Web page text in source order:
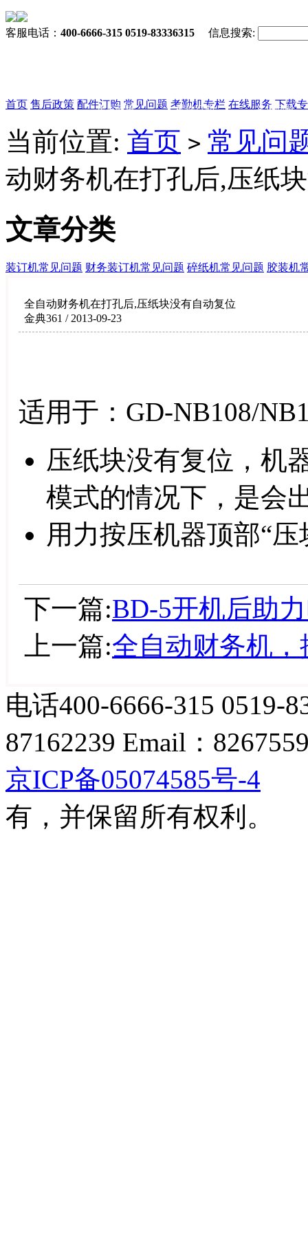
客服电话： 400-6666-315 0519-83336315 信息搜索:
首页 售后政策 配件订购 常见问题 考勤机专栏 在线服务 下载
售后政策 配件订购 常见问题
当前位置: 首页 > 常见问
动财务机在打孔后,压纸
文章分类
装订机常见问题 财务装订机常见问题 碎纸机常见问题 胶装机
全自动财务机在打孔后,压纸块没有自动复位
金典361 / 2013-09-23
适用于：GD-NB108/
压纸块没有复位，机
模式的情况下，是会
用力按压机器顶部“
下一篇:BD-5开机后助
上一篇:全自动财务机
电话400-6666-315
87162239 Email：
京ICP备05074585号-4
有，并保留所有权利。